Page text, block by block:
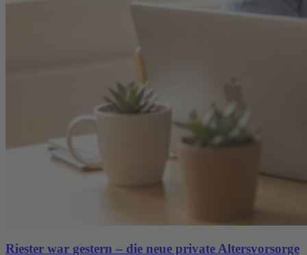
Riester war gestern – die neue private Altersvorsorge